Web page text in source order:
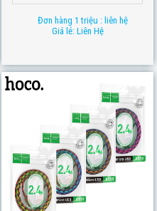
Đơn hàng 1 triệu : liên hệ
Giá lẻ: Liên Hệ